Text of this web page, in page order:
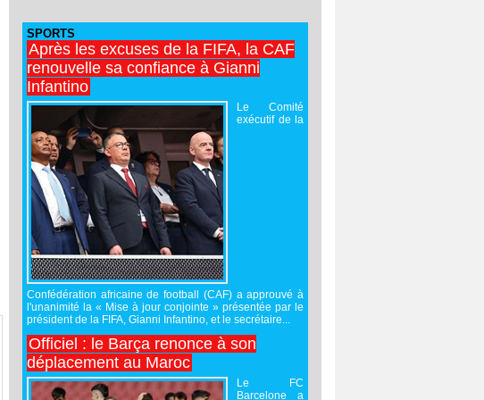
SPORTS
Après les excuses de la FIFA, la CAF
renouvelle sa confiance à Gianni
Infantino
Le Comité
exécutif de la
Confédération africaine de football (CAF) a approuvé à
l'unanimité la « Mise à jour conjointe » présentée par le
président de la FIFA, Gianni Infantino, et le secrétaire...
Officiel : le Barça renonce à son
déplacement au Maroc
Le FC
Barcelone a